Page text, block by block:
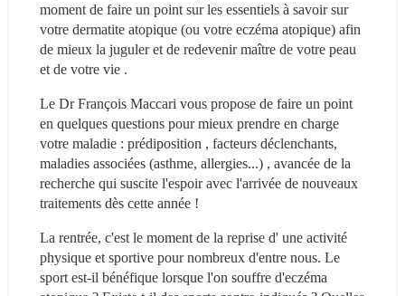
moment de faire un point sur les essentiels à savoir sur
votre dermatite atopique (ou votre eczéma atopique) afin
de mieux la juguler et de redevenir maître de votre peau
et de votre vie .
Le Dr François Maccari vous propose de faire un point
en quelques questions pour mieux prendre en charge
votre maladie : prédiposition , facteurs déclenchants,
maladies associées (asthme, allergies...) , avancée de la
recherche qui suscite l'espoir avec l'arrivée de nouveaux
traitements dès cette année !
La rentrée, c'est le moment de la reprise d' une activité
physique et sportive pour nombreux d'entre nous. Le
sport est-il bénéfique lorsque l'on souffre d'eczéma